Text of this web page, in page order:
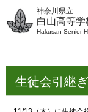
神奈川県立
白山高等学
Hakusan Senior
生徒会引継